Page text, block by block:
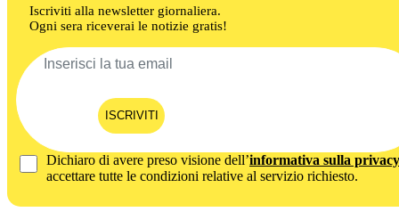
Iscriviti alla newsletter giornaliera.
Ogni sera riceverai le notizie gratis!
ISCRIVITI
Dichiaro di avere preso visione dell’informativa sulla privacy
accettare tutte le condizioni relative al servizio richiesto.